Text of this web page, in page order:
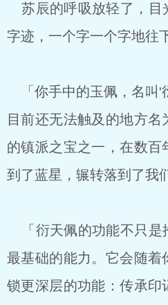
苏辰的呼吸放轻了，目
字迹，一个字一个字地往
「你手中的玉佩，名叫'
目前还无法触及的地方
的镇派之宝之一，在数百
到了蓝星，辗转落到了我
「衍天佩的功能不只是
最基础的能力。它会随着
锁更深层的功能：传承印